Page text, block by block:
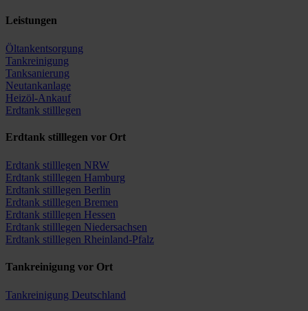
Leistungen
Öltankentsorgung
Tankreinigung
Tanksanierung
Neutankanlage
Heizöl-Ankauf
Erdtank stilllegen
Erdtank stilllegen vor Ort
Erdtank stilllegen NRW
Erdtank stilllegen Hamburg
Erdtank stilllegen Berlin
Erdtank stilllegen Bremen
Erdtank stilllegen Hessen
Erdtank stilllegen Niedersachsen
Erdtank stilllegen Rheinland-Pfalz
Tankreinigung vor Ort
Tankreinigung Deutschland